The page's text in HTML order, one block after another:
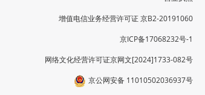
增值电信业务经营许可证 京B2-20191060
京ICP备17068232号-1
网络文化经营许可证京网文[2024]1733-082号
京公网安备 11010502036937号